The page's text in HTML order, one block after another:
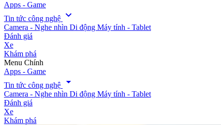
Apps - Game
Tin tức công nghệ expand_more
Camera - Nghe nhìn Di động Máy tính - Tablet
Đánh giá
Xe
Khám phá
search
Menu Chính
Apps - Game
Tin tức công nghệ
arrow_drop_down
Camera - Nghe nhìn Di động Máy tính - Tablet
Đánh giá
Xe
Khám phá